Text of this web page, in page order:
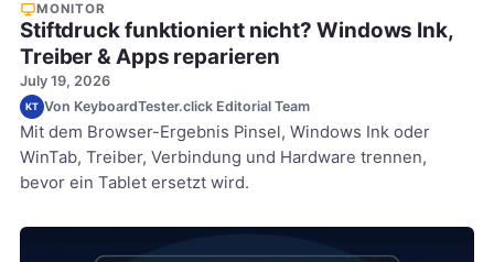
MONITOR
Stiftdruck funktioniert nicht? Windows Ink,
Treiber & Apps reparieren
July 19, 2026
KT Von KeyboardTester.click Editorial Team
Mit dem Browser-Ergebnis Pinsel, Windows Ink oder
WinTab, Treiber, Verbindung und Hardware trennen,
bevor ein Tablet ersetzt wird.